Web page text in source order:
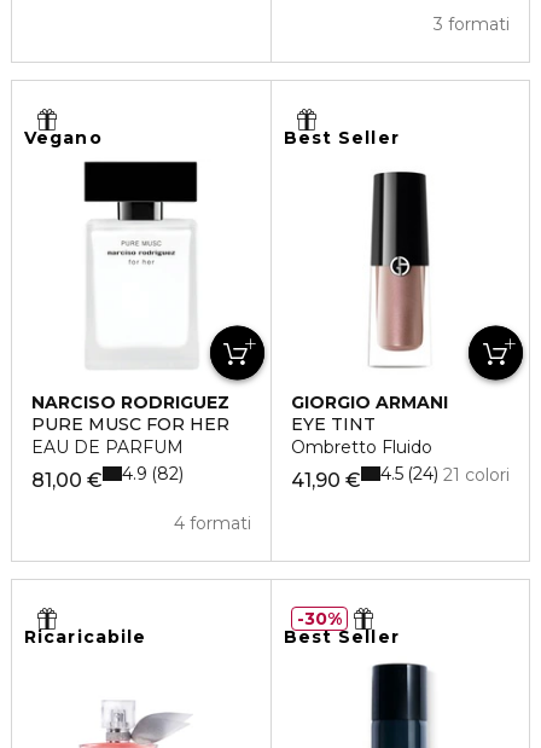
3 formati
Vegano
NARCISO RODRIGUEZ
PURE MUSC FOR HER
EAU DE PARFUM
81,00 €
4 formati
4.9 82
Best Seller
GIORGIO ARMANI
EYE TINT
Ombretto Fluido
41,90 € 21 colori
4.5 24
Ricaricabile Best Seller
30%